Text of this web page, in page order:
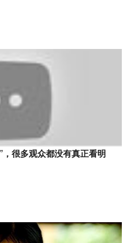
，很多观众都没有真正看明